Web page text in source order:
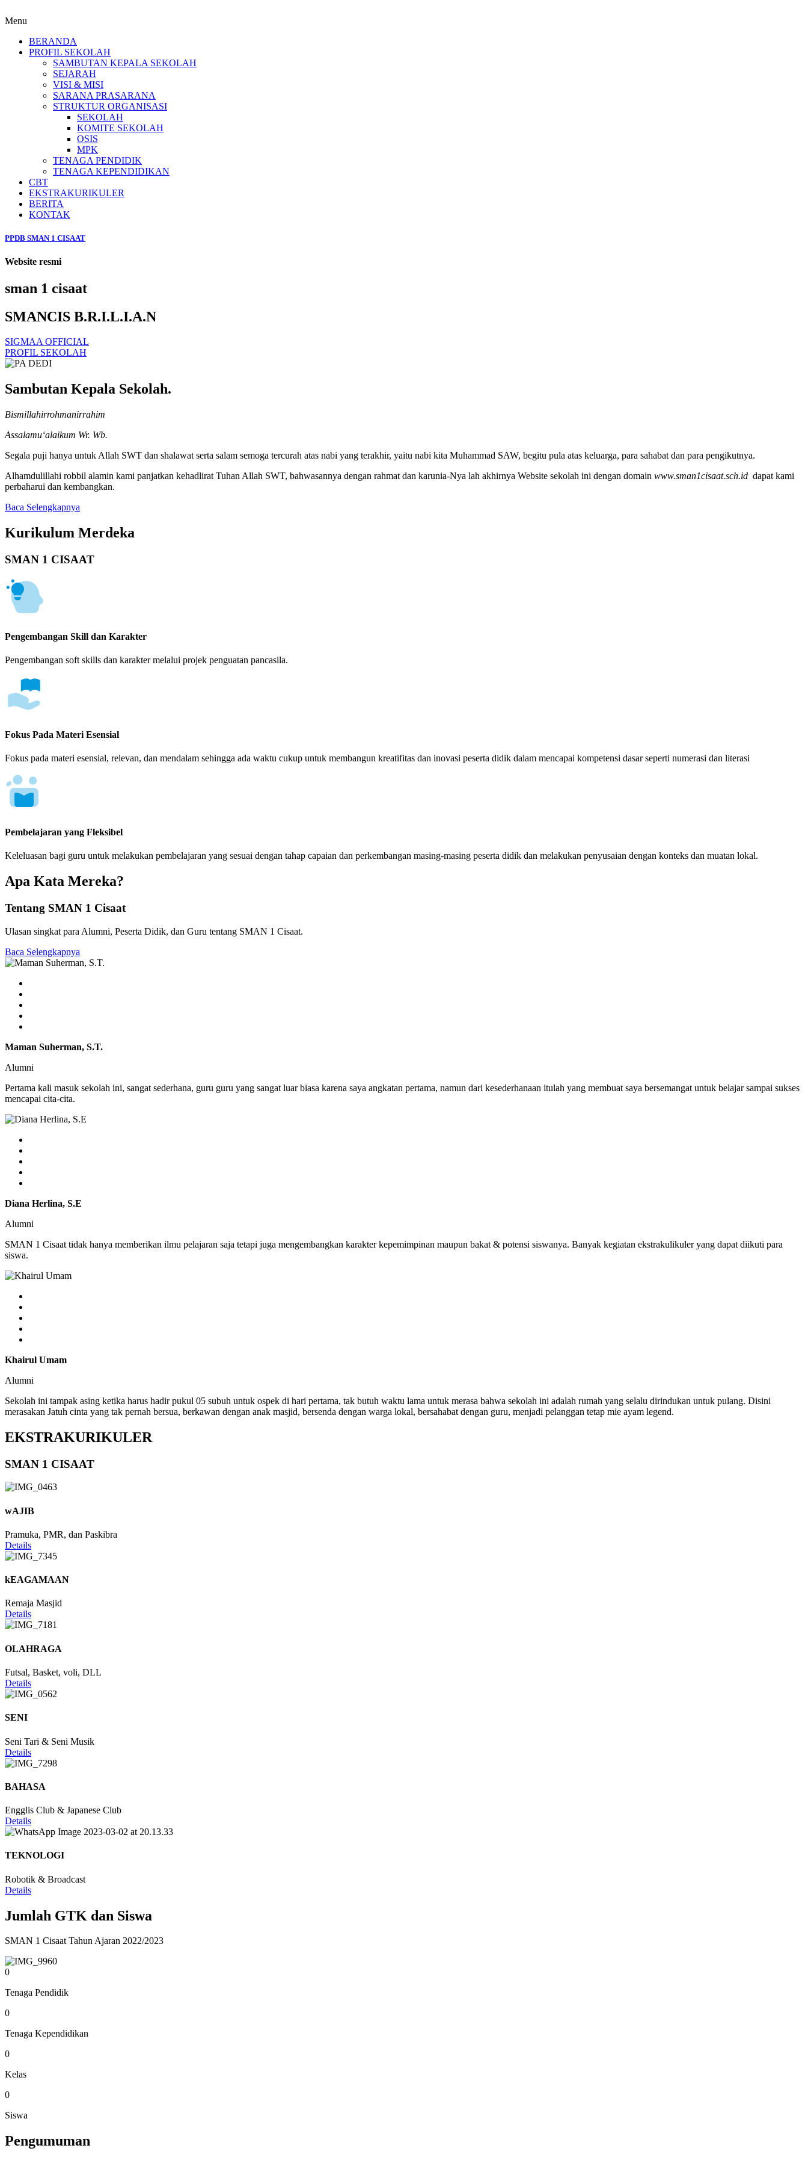
Menu
BERANDA
PROFIL SEKOLAH
SAMBUTAN KEPALA SEKOLAH
SEJARAH
VISI & MISI
SARANA PRASARANA
STRUKTUR ORGANISASI
SEKOLAH
KOMITE SEKOLAH
OSIS
MPK
TENAGA PENDIDIK
TENAGA KEPENDIDIKAN
CBT
EKSTRAKURIKULER
BERITA
KONTAK
PPDB SMAN 1 CISAAT
Website resmi
sman 1 cisaat
SMANCIS B.R.I.L.I.A.N
SIGMAA OFFICIAL
PROFIL SEKOLAH
Sambutan Kepala Sekolah.
Bismillahirrohmanirrahim
Assalamu‘alaikum Wr. Wb.
Segala puji hanya untuk Allah SWT dan shalawat serta salam semoga tercurah atas nabi yang terakhir, yaitu nabi kita Muhammad SAW, begitu pula atas keluarga, para sahabat dan para pengikutnya.
Alhamdulillahi robbil alamin kami panjatkan kehadlirat Tuhan Allah SWT, bahwasannya dengan rahmat dan karunia-Nya lah akhirnya Website sekolah ini dengan domain www.sman1cisaat.sch.id dapat kami
perbaharui dan kembangkan.
Baca Selengkapnya
Kurikulum Merdeka
SMAN 1 CISAAT
Pengembangan Skill dan Karakter
Pengembangan soft skills dan karakter melalui projek penguatan pancasila.
Fokus Pada Materi Esensial
Fokus pada materi esensial, relevan, dan mendalam sehingga ada waktu cukup untuk membangun kreatifitas dan inovasi peserta didik dalam mencapai kompetensi dasar seperti numerasi dan literasi
Pembelajaran yang Fleksibel
Keleluasan bagi guru untuk melakukan pembelajaran yang sesuai dengan tahap capaian dan perkembangan masing-masing peserta didik dan melakukan penyusaian dengan konteks dan muatan lokal.
Apa Kata Mereka?
Tentang SMAN 1 Cisaat
Ulasan singkat para Alumni, Peserta Didik, dan Guru tentang SMAN 1 Cisaat.
Baca Selengkapnya
Maman Suherman, S.T.
Alumni
Pertama kali masuk sekolah ini, sangat sederhana, guru guru yang sangat luar biasa karena saya angkatan pertama, namun dari kesederhanaan itulah yang membuat saya bersemangat untuk belajar sampai sukses
mencapai cita-cita.
Diana Herlina, S.E
Alumni
SMAN 1 Cisaat tidak hanya memberikan ilmu pelajaran saja tetapi juga mengembangkan karakter kepemimpinan maupun bakat & potensi siswanya. Banyak kegiatan ekstrakulikuler yang dapat diikuti para
siswa.
Khairul Umam
Alumni
Sekolah ini tampak asing ketika harus hadir pukul 05 subuh untuk ospek di hari pertama, tak butuh waktu lama untuk merasa bahwa sekolah ini adalah rumah yang selalu dirindukan untuk pulang. Disini
merasakan Jatuh cinta yang tak pernah bersua, berkawan dengan anak masjid, bersenda dengan warga lokal, bersahabat dengan guru, menjadi pelanggan tetap mie ayam legend.
EKSTRAKURIKULER
SMAN 1 CISAAT
wAJIB
Pramuka, PMR, dan Paskibra
Details
kEAGAMAAN
Remaja Masjid
Details
OLAHRAGA
Futsal, Basket, voli, DLL
Details
SENI
Seni Tari & Seni Musik
Details
BAHASA
Engglis Club & Japanese Club
Details
TEKNOLOGI
Robotik & Broadcast
Details
Jumlah GTK dan Siswa
SMAN 1 Cisaat Tahun Ajaran 2022/2023
0
Tenaga Pendidik
0
Tenaga Kependidikan
0
Kelas
0
Siswa
Pengumuman